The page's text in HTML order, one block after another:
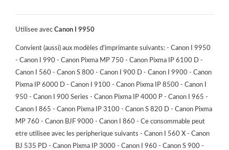
Utilisee avec Canon I 9950
Convient (aussi) aux modèles d'imprimante suivants: - Canon I 9950
- Canon I 990 - Canon Pixma MP 750 - Canon Pixma IP 6100 D -
Canon I 560 - Canon S 800 - Canon I 900 D - Canon I 9900 - Canon
Pixma IP 6000 D - Canon I 9100 - Canon Pixma IP 8500 - Canon I
950 - Canon I 900 Series - Canon Pixma IP 4000 P - Canon I 965 -
Canon I 865 - Canon Pixma IP 3100 - Canon S 820 D - Canon Pixma
MP 760 - Canon BJF 9000 - Canon I 860 - Ce consommable peut
etre utilisee avec les peripherique suivants - Canon I 560 X - Canon
BJ 535 PD - Canon Pixma IP 3000 - Canon I 960 - Canon S 900 -